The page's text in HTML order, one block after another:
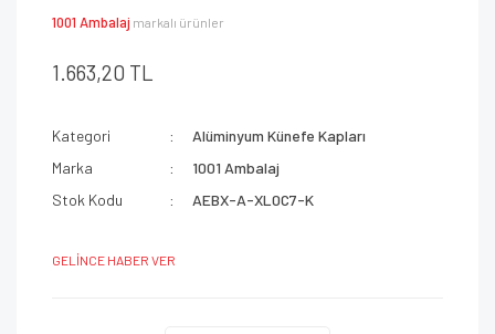
1001 Ambalaj markalı ürünler
1.663,20 TL
Kategori
Alüminyum Künefe Kapları
Marka
1001 Ambalaj
Stok Kodu
AEBX-A-XL0C7-K
GELİNCE HABER VER